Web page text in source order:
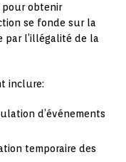
pour obtenir
se fonde sur la
par l’illégalité de la
inclure:
d’événements
temporaire des